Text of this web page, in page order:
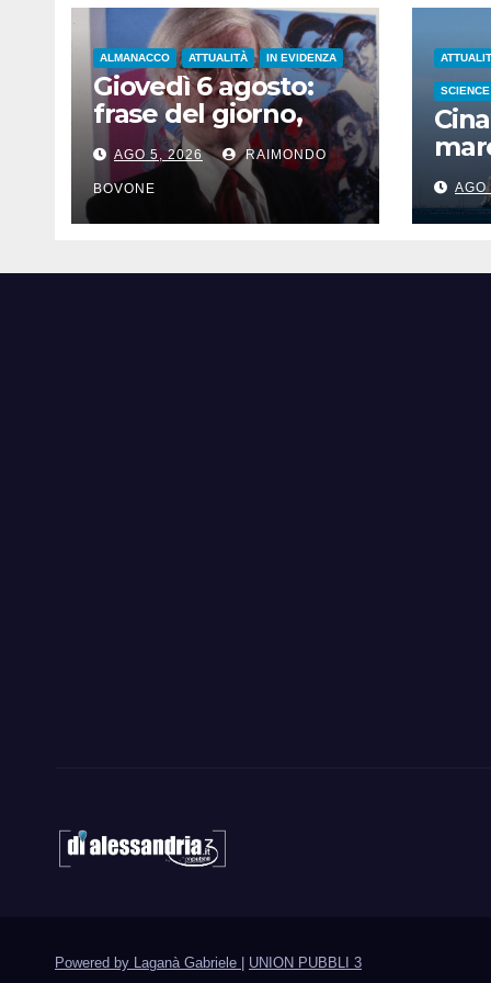
ALMANACCO ATTUALITÀ IN EVIDENZA
Giovedì 6 agosto:
frase del giorno,
santi del giorno, nati
famosi, accadde
oggi
AGO 5, 2026 RAIMONDO
BOVONE AGO
Powered by Laganà Gabriele UNION PUBBLI 3